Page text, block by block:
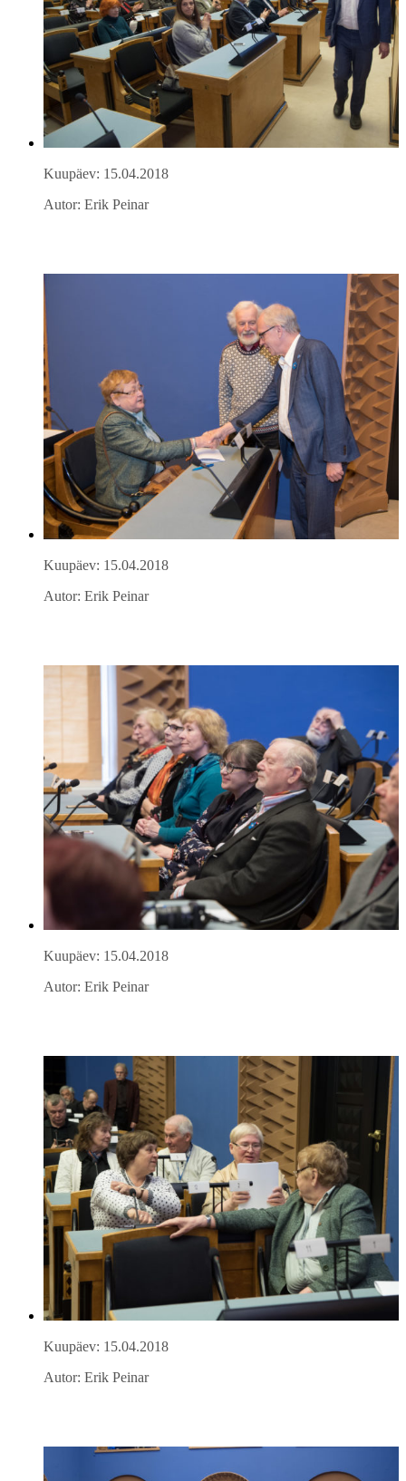
Kuupäev: 15.04.2018
Autor: Erik Peinar
Kuupäev: 15.04.2018
Autor: Erik Peinar
Kuupäev: 15.04.2018
Autor: Erik Peinar
Kuupäev: 15.04.2018
Autor: Erik Peinar